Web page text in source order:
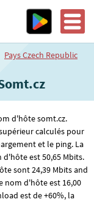
Pays Czech Republic
d'hôte somt.cz.
calculés pour
et le ping. La
d'hôte est 50,65 Mbits.
sont 24,39 Mbits and
nom d'hôte est 16,00
est de +60%, la